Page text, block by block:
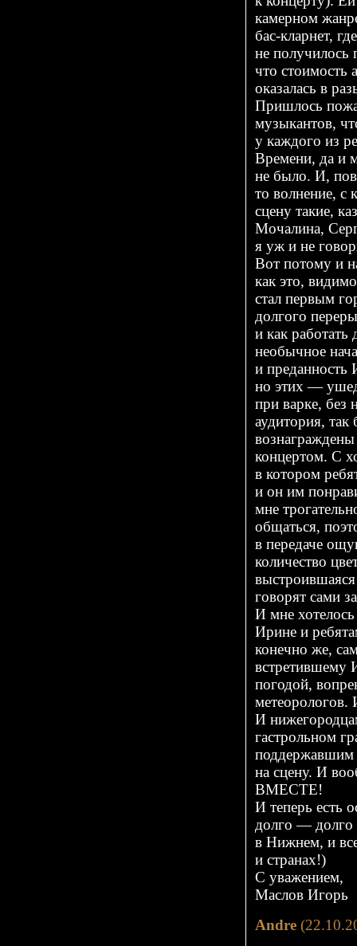
камерном
бас-кларнет,
не получилось
что стоимость
оказалась в
Пришлось
музыкантов,
у каждого из
Времени, да и
не было. И,
то волнение, с
сцену такие,
Мочалина,
я уж и не
Вот потому и
как это,
стал первым
долгого
и как
необычное
и преданность
но этих —
при варке,
аудитория, так
концертом. С
в котором
и он им
мне
общаться,
в передаче
количество
говорят сами
И мне
Ирине и
конечно же,
встретившему
погодой,
И
гастрольном
поддержавшим
на сцену. И
ВМЕСТЕ!
И теперь есть
долго — долго
в Нижнем, и
и странах!)
С уважением,
Маслов Игорь
Andre